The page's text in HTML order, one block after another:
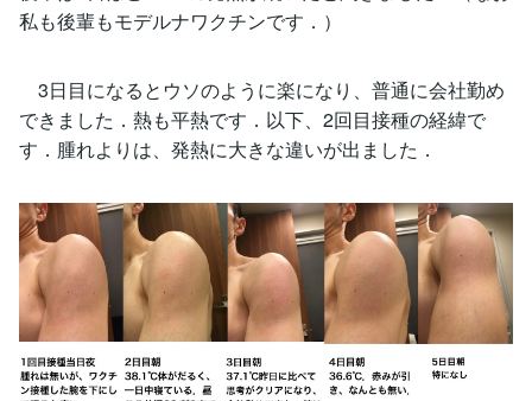
私も後輩もモデルナワクチンです．）
3日目になるとウソのように楽になり、普通に会社勤め
できました．熱も平熱です．以下、2回目接種の経緯で
す．腫れよりは、発熱に大きな違いが出ました．